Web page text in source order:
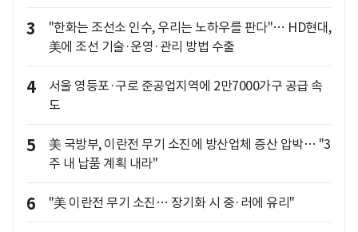
3
"한화는 조선소 인수, 우리는 노하우를 판다"… HD현대,
美에 조선 기술·운영·관리 방법 수출
4
서울 영등포·구로 준공업지역에 2만7000가구 공급 속
도
5
美 국방부, 이란전 무기 소진에 방산업체 증산 압박… "3
주 내 납품 계획 내라"
6 "美 이란전 무기 소진… 장기화 시 중·러에 유리"